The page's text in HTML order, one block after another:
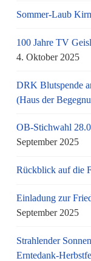
Sommer-Laub
100 Jahre TV
4. Oktober 2025
DRK Blutspende
(Haus der
OB-Stichwahl
September 2025
Rückblick auf die
Einladung zur
September 2025
Strahlender
Erntedank-